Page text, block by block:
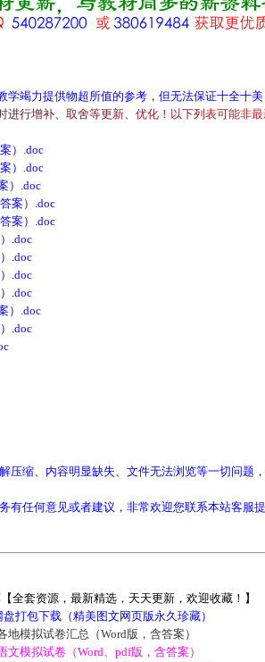
竭力提供物超所值的参考，但无法保证十全十美
进行增补、 取舍等更新、 优化 ！ 以下列 表可能非最
）.doc
）.doc
）.doc
案）.doc
案）.doc
.doc
.doc
.doc
.doc
）.doc
.doc
压缩、内容明显缺失、文件无法浏览等一切问题
有任何意见或者建议，非常欢迎您联系本站客服
【全套资源，最新精选，天天更新，欢迎收藏！】
打包下载（精美图文网页版永久珍藏）
模拟试卷汇总（Word版，含答案）
模拟试卷（Word、pdf版，含答案）